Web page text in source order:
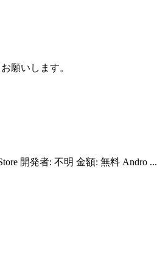
願いします。
開発者: 不明 金額: 無料 Andro ...